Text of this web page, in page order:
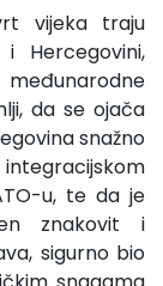
vijeka traju
Hercegovini,
da se ojača
snažno
u, te da je
znakovit i
sigurno bio